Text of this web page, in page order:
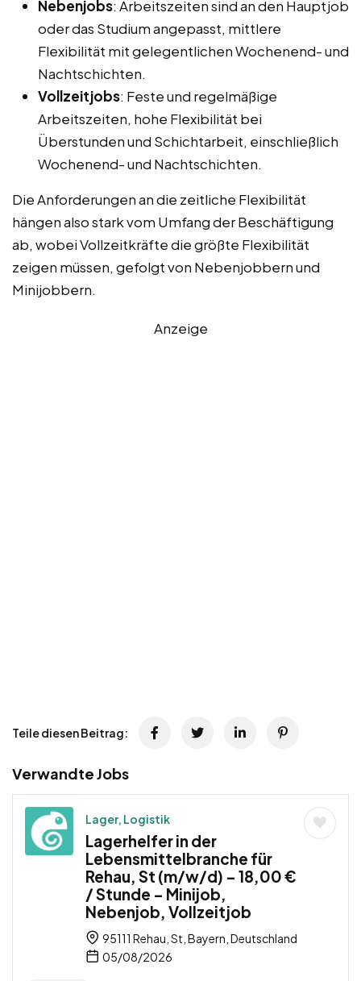
Nebenjobs: Arbeitszeiten sind an den Hauptjob
oder das Studium angepasst, mittlere
Flexibilität mit gelegentlichen Wochenend- und
Nachtschichten.
Vollzeitjobs: Feste und regelmäßige
Arbeitszeiten, hohe Flexibilität bei
Überstunden und Schichtarbeit, einschließlich
Wochenend- und Nachtschichten.
Die Anforderungen an die zeitliche Flexibilität
hängen also stark vom Umfang der Beschäftigung
ab, wobei Vollzeitkräfte die größte Flexibilität
zeigen müssen, gefolgt von Nebenjobbern und
Minijobbern.
Anzeige
Teile diesen Beitrag:
Verwandte Jobs
Lager, Logistik
Lagerhelfer in der
Lebensmittelbranche für
Rehau, St (m/w/d) – 18,00 €
/ Stunde – Minijob,
Nebenjob, Vollzeitjob
95111 Rehau, St, Bayern, Deutschland
05/08/2026